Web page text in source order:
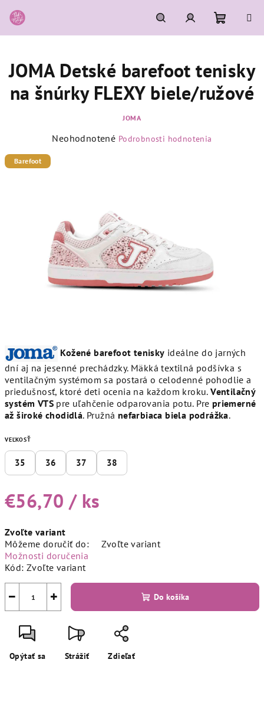
na
obsah
HľadaťPrihlásenie
košík
Kožené barefoot tenisky ideálne do jarných
dní aj na jesenné prechádzky. Mäkká textilná podšívka s
ventilačným systémom sa postará o celodenné pohodlie a
priedušnosť, ktoré deti ocenia na každom kroku.Ventilačný
systém VTS pre uľahčenie odparovania potu. Pre priemerné
až široké chodidlá. Pružná nefarbiaca biela podrážka.
VEĽKOSŤ
35 36 37 38
€56,70 / ks
cena:
Zvoľte variant
Môžeme doručiť do:
Zvoľte variant
Možnosti doručenia
Kód: Zvoľte variant
+
− Do košíka
Opýtať sa Strážiť Zdieľať
JOMA Detské barefoot tenisky
na šnúrky FLEXY biele/ružové
JOMA
Priemerné
hviezdičiek.
Neohodnotené Podrobnosti hodnotenia
Barefoot